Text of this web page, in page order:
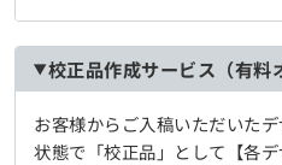
校正品作成サービス（有料
お客様からご入稿いただいた
状態で「校正品」として【各